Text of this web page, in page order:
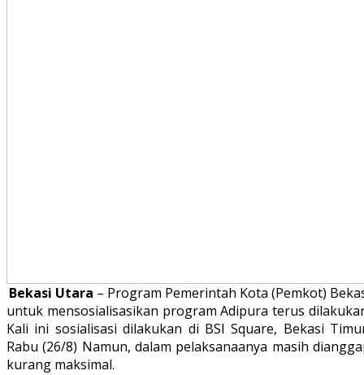
Bekasi Utara – Program Pemerintah Kota (Pemkot)
untuk mensosialisasikan program Adipura terus
Kali ini sosialisasi dilakukan di BSI Square, Bekasi
Rabu (26/8) Namun, dalam pelaksanaanya masih
kurang maksimal.